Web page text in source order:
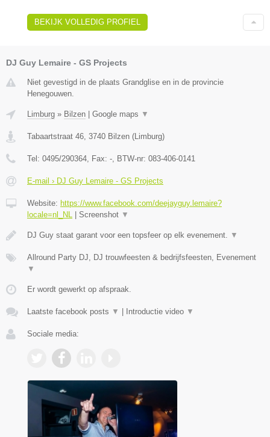
BEKIJK VOLLEDIG PROFIEL
DJ Guy Lemaire - GS Projects
Niet gevestigd in de plaats Grandglise en in de provincie
Henegouwen.
Limburg » Bilzen Google maps ▼
Tabaartstraat 46 3740 Bilzen ( Limburg)
Tel: 0495/290364 , Fax: - , BTW-nr: 083-406-0141
E-mail › DJ Guy Lemaire - GS Projects
Website: https://www.facebook.com/deejayguy.lemaire?
locale=nl_NL
Screenshot ▼
DJ Guy staat garant voor een topsfeer op elk evenement. ▼
Allround Party DJ, DJ trouwfeesten & bedrijfsfeesten, Evenement
▼
Er wordt gewerkt op afspraak.
Laatste facebook posts ▼ Introductie video ▼
Sociale media: